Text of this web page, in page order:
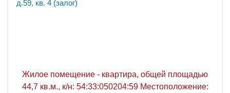
Жилое помещение - квартира, общей площадью
44,7 кв.м., к/н: 54:33:050204:59 Местоположение: